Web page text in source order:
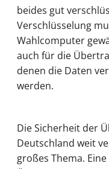
beides gut
Verschlüsselung
Wahlcomputer
auch für die
denen die Daten
werden.
Die Sicherheit der
Deutschland weit
großes Thema.